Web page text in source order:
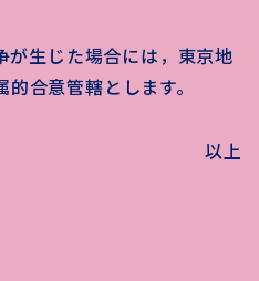
が生じた場合には，東京地
合意管轄とします。
以上